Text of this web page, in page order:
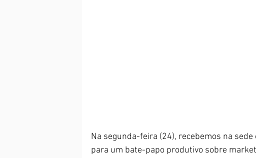
Na segunda-feira (24), recebemos na sede
para um bate-papo produtivo sobre